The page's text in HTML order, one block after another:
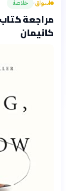
أسواق› خلاصة
مراجعة
كانيمان